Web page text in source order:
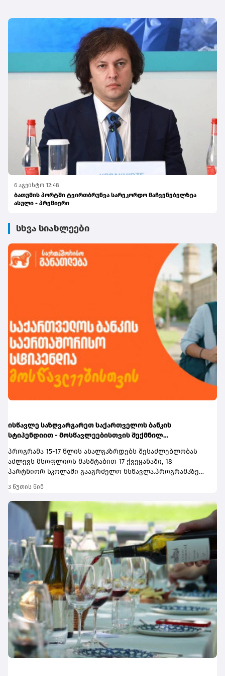
6 აგვისტო 12:48
ბათუმის პორტში ტვირთბრუნვა სარეკორდო მაჩვენებელზეა
ასული - პრემიერი
სხვა სიახლეები
ისწავლე საზღვარგარეთ საქართველოს ბანკის
სტიპენდიით - მოსწავლეებისთვის შექმნილ
პროგრამა 15-17 წლის ახალგაზრდებს შესაძლებლობას
აძლევს მსოფლიოს მასშტაბით 17 ქვეყანაში, 18
პარტნიორ სკოლაში გააგრძელო ნსწავლა.პროგრამაზე
რეგისტრაციისთვის ეწვიეთ
ვებგვერდს. ინფორმაციისთვის, გაერთიანებული
მსოფლიოსკოლები (UWC) წარმოადგენს საერთაშორისო
საგანმანათლებლო მოძრაობას ახალგაზრდებისთვის,
რომლის მიზანია, განათლება გამოიყენოს როგორც ძალა
სხვადასხვაერისა და კულტურის დასაახლოებლად და ამ
გზითშეუწყოს ხელი მშვიდობიანი და მდგრადიმომავლის
შექმნას. UWC მსოფლიოს სხვადასხვა კონტინენტის 18
საერთაშორისო სკოლასა დაკოლეჯს აერთიანებს.
პროგრამის ფარგლებში სწავლება მიმდინარეობს 17
სხვადასხვა ქვეყანაში, მათ შორის − კანადაში, აშშ-ში,
ჩინეთში, იაპონიაში, ტაილანდში, გერმანიასა და
იტალიაში.საქართველოს ბანკმა UWC Georgia-სთან
თანამშრომლობა 2025 წელს დაიწყო და უკვეგამოავლინა
2 სტიპენდიატი. საქართველოს ბანკის მხარდაჭერით,
ქართველ მოსწავლეებს აქვთ უნიკალური
შესაძლებლობა, დაეუფლონ საერთაშორისო
3 წუთის წინ